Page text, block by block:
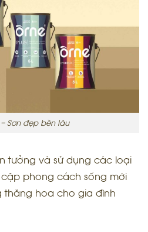
Sơn đẹp bền lâu
tưởng và sử dụng các loại
phong cách sống mới
thăng hoa cho gia đình